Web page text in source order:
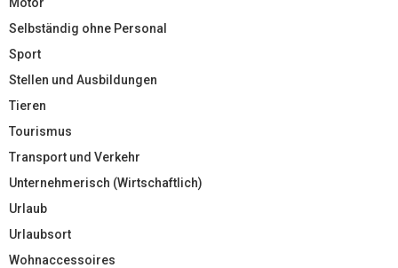
Selbständig ohne Personal
Sport
Stellen und Ausbildungen
Tieren
Tourismus
Transport und Verkehr
Unternehmerisch (Wirtschaftlich)
Urlaub
Urlaubsort
Wohnaccessoires